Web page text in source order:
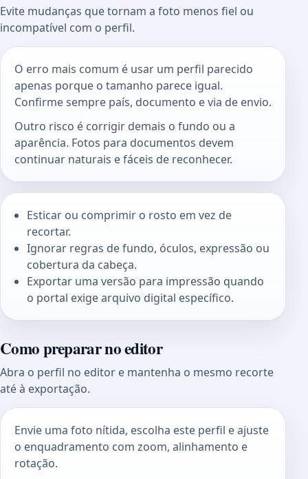
Evite mudanças que tornam a foto menos fiel ou
incompatível com o perfil.
O erro mais comum é usar um perfil parecido
apenas porque o tamanho parece igual.
Confirme sempre país, documento e via de envio.
Outro risco é corrigir demais o fundo ou a
aparência. Fotos para documentos devem
continuar naturais e fáceis de reconhecer.
Esticar ou comprimir o rosto em vez de
recortar.
Ignorar regras de fundo, óculos, expressão ou
cobertura da cabeça.
Exportar uma versão para impressão quando
o portal exige arquivo digital específico.
Como preparar no editor
Abra o perfil no editor e mantenha o mesmo recorte
até à exportação.
Envie uma foto nítida, escolha este perfil e ajuste
o enquadramento com zoom, alinhamento e
rotação.